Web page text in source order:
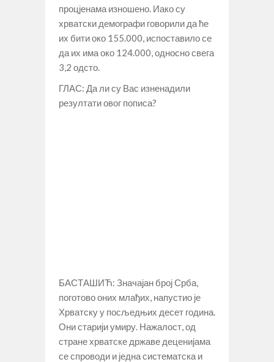
процјенама изношено. Иако су
хрватски демографи говорили да ће
их бити око 155.000, испоставило се
да их има око 124.000, односно свега
3,2 одсто.
ГЛАС: Да ли су Вас изненадили
резултати овог пописа?
БАСТАШИЋ: Значајан број Срба,
поготово оних млађих, напустио је
Хрватску у посљедњих десет година.
Они старији умиру. Нажалост, од
стране хрватске државе деценијама
се спроводи и једна систематска и